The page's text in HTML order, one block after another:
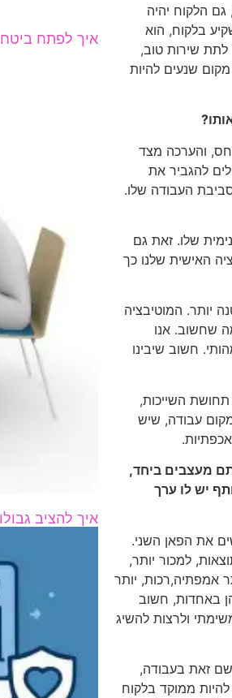
הלקוח יהיה
בלקוח, הוא
לתת שירות טוב,
שנעים להיות
והערכה מצד
להגביר את
העבודה שלו.
שלו. זאת גם
האישית שלנו כך
יותר. המוטיבציה
שחשוב. אנו
חשוב שיבינו
השייכות,
עבודה, שיש
מעצבים ביחד,
יש לו ערך
את הפאן השני.
למכור יותר,
אמפתיה,רכות, יותר
באחדות, חשוב
ולרצות להשיג
זאת בעבודה,
ממוקד בלקוח
איך לפתח
איך להציב